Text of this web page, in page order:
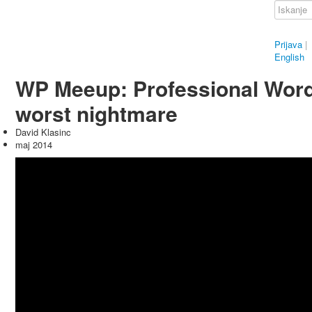
Prijava |
English
WP Meeup: Professional
worst nightmare
David Klasinc
maj 2014